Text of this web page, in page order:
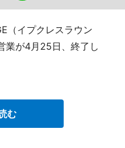
（イプクレスラウン
業が4月25日、終了し
む